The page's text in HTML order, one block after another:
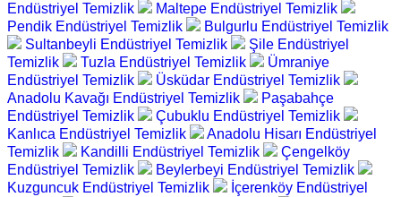
Endüstriyel Temizlik
Maltepe Endüstriyel Temizlik
Pendik Endüstriyel Temizlik
Bulgurlu Endüstriyel Temizlik
Sultanbeyli Endüstriyel Temizlik
Şile Endüstriyel
Temizlik
Tuzla Endüstriyel Temizlik
Ümraniye
Endüstriyel Temizlik
Üsküdar Endüstriyel Temizlik
Anadolu Kavağı Endüstriyel Temizlik
Paşabahçe
Endüstriyel Temizlik
Çubuklu Endüstriyel Temizlik
Kanlıca Endüstriyel Temizlik
Anadolu Hisarı Endüstriyel
Temizlik
Kandilli Endüstriyel Temizlik
Çengelköy
Endüstriyel Temizlik
Beylerbeyi Endüstriyel Temizlik
Kuzguncuk Endüstriyel Temizlik
İçerenköy Endüstriyel